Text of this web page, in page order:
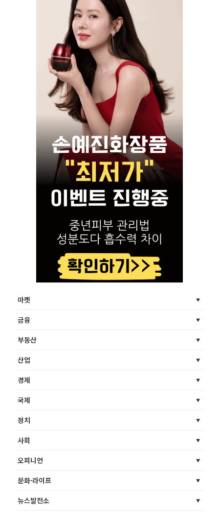
마켓
금융
부동산
산업
경제
국제
정치
사회
오피니언
문화·라이프
뉴스발전소